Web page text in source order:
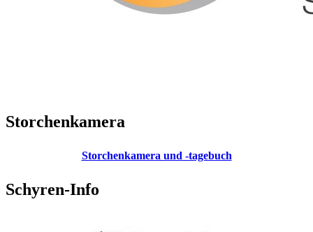
Storchenkamera
Storchenkamera und -tagebuch
Schyren-Info